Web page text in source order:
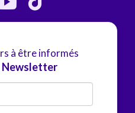
à être informés
Newsletter